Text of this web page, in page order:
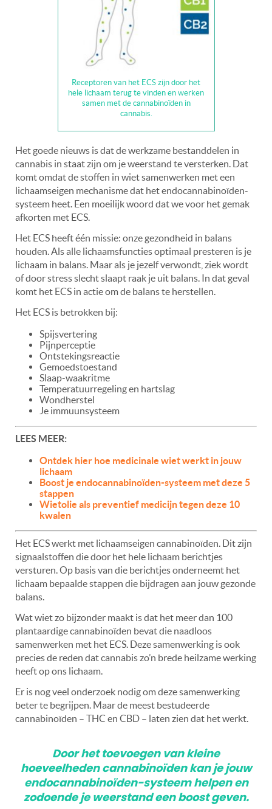
Receptoren van het ECS zijn door het
hele lichaam terug te vinden en werken
samen met de cannabinoïden in
cannabis.
Het goede nieuws is dat de werkzame bestanddelen in
cannabis in staat zijn om je weerstand te versterken. Dat
komt omdat de stoffen in wiet samenwerken met een
lichaamseigen mechanisme dat het endocannabinoïden-
systeem heet. Een moeilijk woord dat we voor het gemak
afkorten met ECS.
Het ECS heeft één missie: onze gezondheid in balans
houden. Als alle lichaamsfuncties optimaal presteren is je
lichaam in balans. Maar als je jezelf verwondt, ziek wordt
of door stress slecht slaapt raak je uit balans. In dat geval
komt het ECS in actie om de balans te herstellen.
Het ECS is betrokken bij:
Spijsvertering
Pijnperceptie
Ontstekingsreactie
Gemoedstoestand
Slaap-waakritme
Temperatuurregeling en hartslag
Wondherstel
Je immuunsysteem
LEES MEER:
Ontdek hier hoe medicinale wiet werkt in jouw
lichaam
Boost je endocannabinoïden-systeem met deze 5
stappen
Wietolie als preventief medicijn tegen deze 10
kwalen
Het ECS werkt met lichaamseigen cannabinoïden. Dit zijn
signaalstoffen die door het hele lichaam berichtjes
versturen. Op basis van die berichtjes onderneemt het
lichaam bepaalde stappen die bijdragen aan jouw gezonde
balans.
Wat wiet zo bijzonder maakt is dat het meer dan 100
plantaardige cannabinoïden bevat die naadloos
samenwerken met het ECS. Deze samenwerking is ook
precies de reden dat cannabis zo’n brede heilzame werking
heeft op ons lichaam.
Er is nog veel onderzoek nodig om deze samenwerking
beter te begrijpen. Maar de meest bestudeerde
cannabinoïden – THC en CBD – laten zien dat het werkt.
Door het toevoegen van kleine
hoeveelheden cannabinoïden kan je jouw
endocannabinoïden-systeem helpen en
zodoende je weerstand een boost geven.